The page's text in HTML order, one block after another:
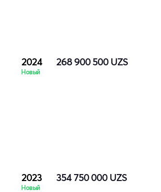
2024
Новый
268 900 500 UZS
2023
Новый
354 750 000 UZS